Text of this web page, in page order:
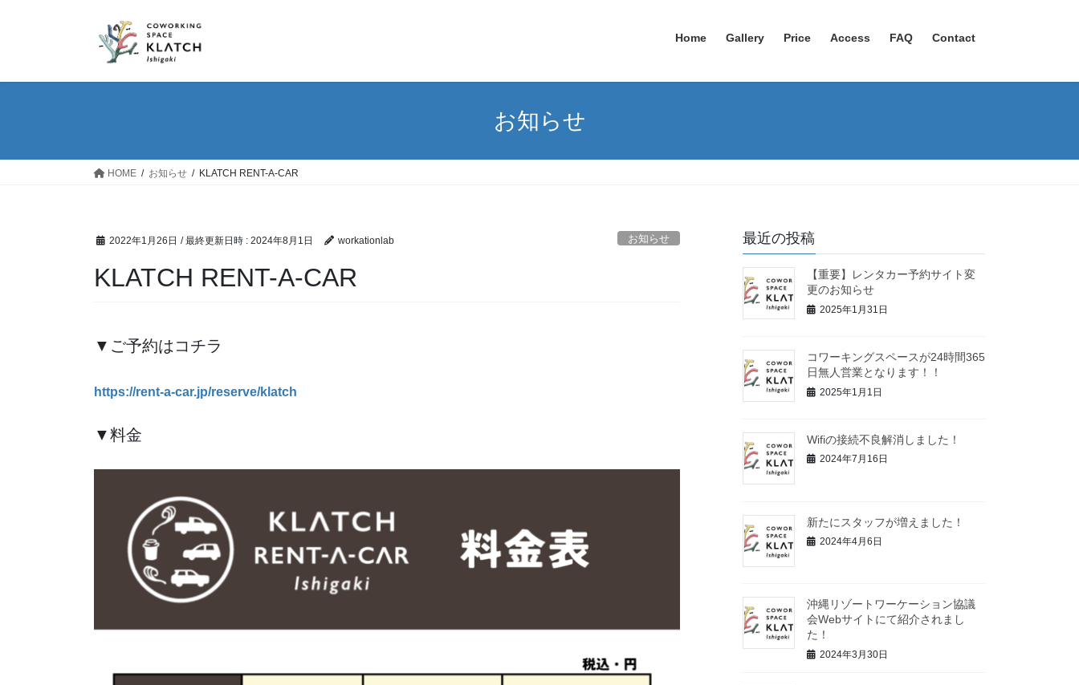
ツ
ッ
シ
移
Home Gallery Price Access FAQ Contact
お知らせ
HOME お知らせ KLATCH RENT-A-CAR
2022年1月26日 / 最終更新日時 : 2024年8月1日 workationlab お知らせ
KLATCH RENT-A-CAR
▼ご予約はコチラ
https://rent-a-car.jp/reserve/klatch
▼料金
最近の投稿
【重要】レンタカー予約サイト変
更のお知らせ
2025年1月31日
コワーキングスペースが24時間365
日無人営業となります！！
2025年1月1日
Wifiの接続不良解消しました！
2024年7月16日
新たにスタッフが増えました！
2024年4月6日
沖縄リゾートワーケーション協議
会Webサイトにて紹介されまし
た！
2024年3月30日